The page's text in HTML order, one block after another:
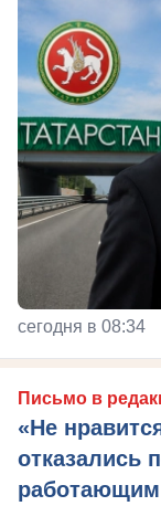
сегодня в 08:34
Письмо в
«Не
отказались